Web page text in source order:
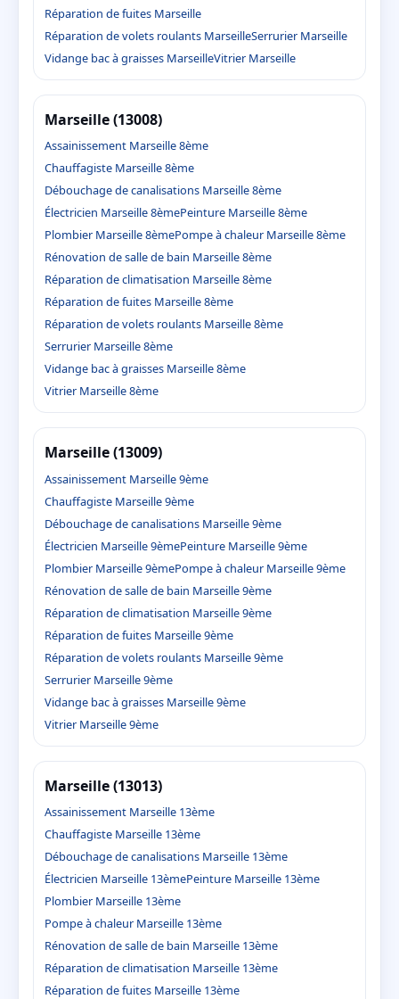
Réparation de fuites Marseille
Réparation de volets roulants MarseilleSerrurier Marseille
Vidange bac à graisses MarseilleVitrier Marseille
Marseille (13008)
Assainissement Marseille 8ème
Chauffagiste Marseille 8ème
Débouchage de canalisations Marseille 8ème
Électricien Marseille 8èmePeinture Marseille 8ème
Plombier Marseille 8èmePompe à chaleur Marseille 8ème
Rénovation de salle de bain Marseille 8ème
Réparation de climatisation Marseille 8ème
Réparation de fuites Marseille 8ème
Réparation de volets roulants Marseille 8ème
Serrurier Marseille 8ème
Vidange bac à graisses Marseille 8ème
Vitrier Marseille 8ème
Marseille (13009)
Assainissement Marseille 9ème
Chauffagiste Marseille 9ème
Débouchage de canalisations Marseille 9ème
Électricien Marseille 9èmePeinture Marseille 9ème
Plombier Marseille 9èmePompe à chaleur Marseille 9ème
Rénovation de salle de bain Marseille 9ème
Réparation de climatisation Marseille 9ème
Réparation de fuites Marseille 9ème
Réparation de volets roulants Marseille 9ème
Serrurier Marseille 9ème
Vidange bac à graisses Marseille 9ème
Vitrier Marseille 9ème
Marseille (13013)
Assainissement Marseille 13ème
Chauffagiste Marseille 13ème
Débouchage de canalisations Marseille 13ème
Électricien Marseille 13èmePeinture Marseille 13ème
Plombier Marseille 13ème
Pompe à chaleur Marseille 13ème
Rénovation de salle de bain Marseille 13ème
Réparation de climatisation Marseille 13ème
Réparation de fuites Marseille 13ème